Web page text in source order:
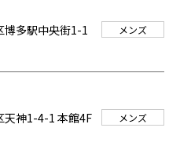
博多駅中央街1-1
メンズ
天神1-4-1 本館4F
メンズ